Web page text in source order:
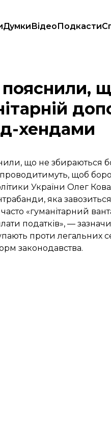
ДумкиВідеоПодкасти
в гуманітарній допомозі, а
хендами
що не
щоб
України Олег
яка
«гуманітарний
податків», —
проти легальних
законодавства.